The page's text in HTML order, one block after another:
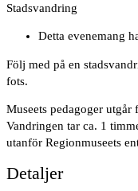
Stadsvandring
Detta evenemang
Följ med på en
fots.
Museets pedagoger
Vandringen tar ca. 1
utanför Regionmuseets
Detaljer